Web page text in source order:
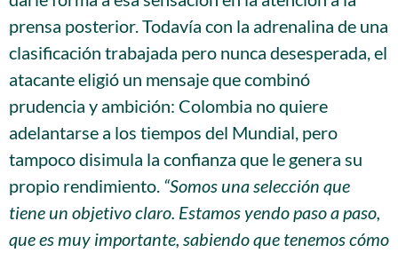
prensa posterior. Todavía con la adrenalina de una
clasificación trabajada pero nunca desesperada, el
atacante eligió un mensaje que combinó
prudencia y ambición: Colombia no quiere
adelantarse a los tiempos del Mundial, pero
tampoco disimula la confianza que le genera su
propio rendimiento. “Somos una selección que
tiene un objetivo claro. Estamos yendo paso a paso,
que es muy importante, sabiendo que tenemos cómo